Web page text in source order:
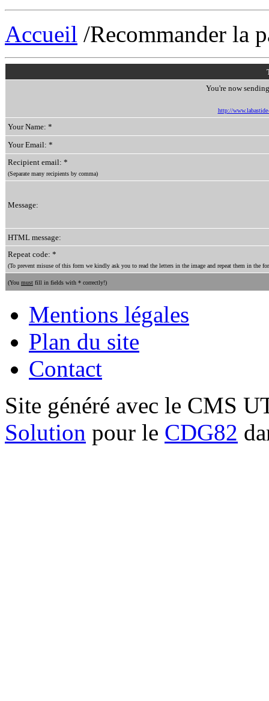
Accueil /Recommander la
You're now
http://
Your Name: *
Your Email: *
Recipient email: *
(Separate many recipients by comma)
Message:
HTML message:
Repeat code: *
(To prevent misuse of this form we kindly ask you to read the letters in the image and repeat them in the
(You must fill in fields with * correctly!)
Mentions légales
Plan du site
Contact
Site généré avec le CMS
Solution pour le CDG82